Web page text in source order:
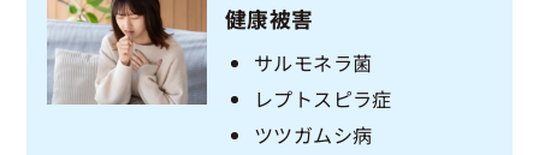
健康被害
サルモネラ菌
レプトスピラ症
ツツガムシ病